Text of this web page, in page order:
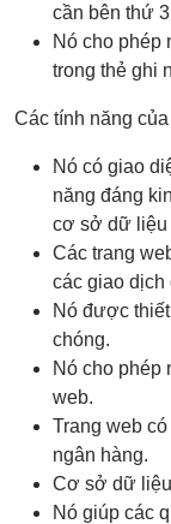
cần bên thứ
Nó cho phép
trong thẻ ghi
Các tính năng
Nó có giao
năng đáng
cơ sở dữ liệu
Các trang
các giao dịch
Nó được
chóng.
Nó cho phép
web.
Trang web
ngân hàng.
Cơ sở dữ
Nó giúp các